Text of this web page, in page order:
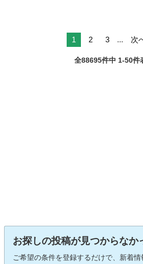
1 2 3 ... 次
全88695件中 1-50件
お探しの投稿が見つからなか
ご希望の条件を登録するだけで、新着